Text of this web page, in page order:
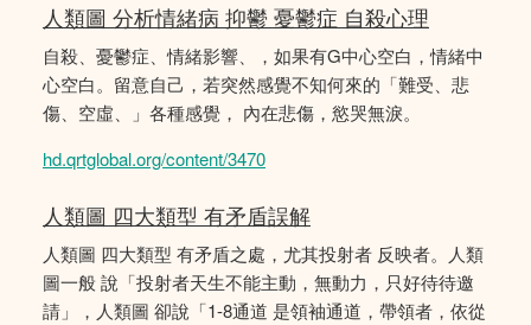
人類圖 分析情緒病 抑鬱 憂鬱症 自殺心理
自殺、憂鬱症、情緒影響、，如果有G中心空白，情緒中
心空白。留意自己，若突然感覺不知何來的「難受、悲
傷、空虛、」各種感覺， 內在悲傷，慾哭無淚。
hd.qrtglobal.org/content/3470
人類圖 四大類型 有矛盾誤解
人類圖 四大類型 有矛盾之處，尤其投射者 反映者。人類
圖一般 說「投射者天生不能主動，無動力，只好待待邀
請」，人類圖 卻說「1-8通道 是領袖通道，帶領者，依從